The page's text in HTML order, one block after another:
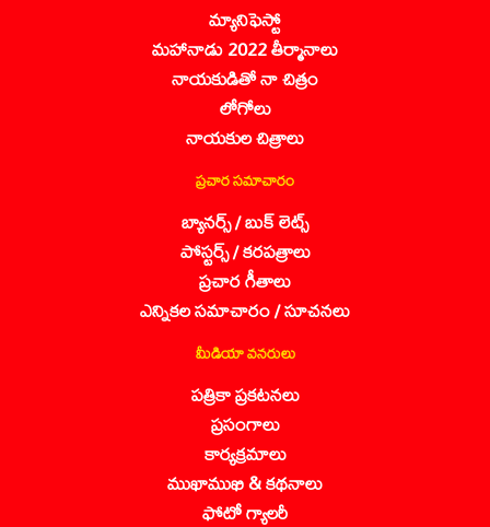
మ్యానిఫెస్టో
మహానాడు 2022 తీర్మానాలు
నాయకుడితో నా చిత్రం
లోగోలు
నాయకుల చిత్రాలు
ప్రచార సమాచారం
బ్యానర్స్ / బుక్ లెట్స్
పోస్టర్స్ / కరపత్రాలు
ప్రచార గీతాలు
ఎన్నికల సమాచారం / సూచనలు
మీడియా వనరులు
పత్రికా ప్రకటనలు
ప్రసంగాలు
కార్యక్రమాలు
ముఖాముఖి & కథనాలు
ఫోటో గ్యాలరీ